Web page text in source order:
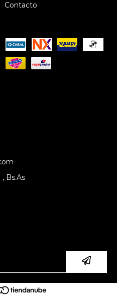
Contacto
Bs.As